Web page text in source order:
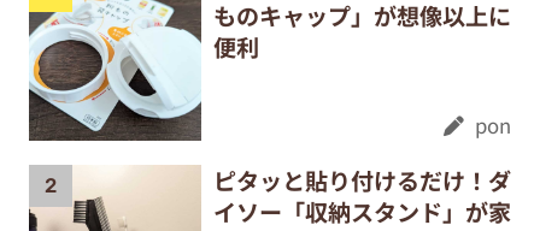
ものキャップ」が想像以上に
便利
pon
ピタッと貼り付けるだけ！ダ
イソー「収納スタンド」が家